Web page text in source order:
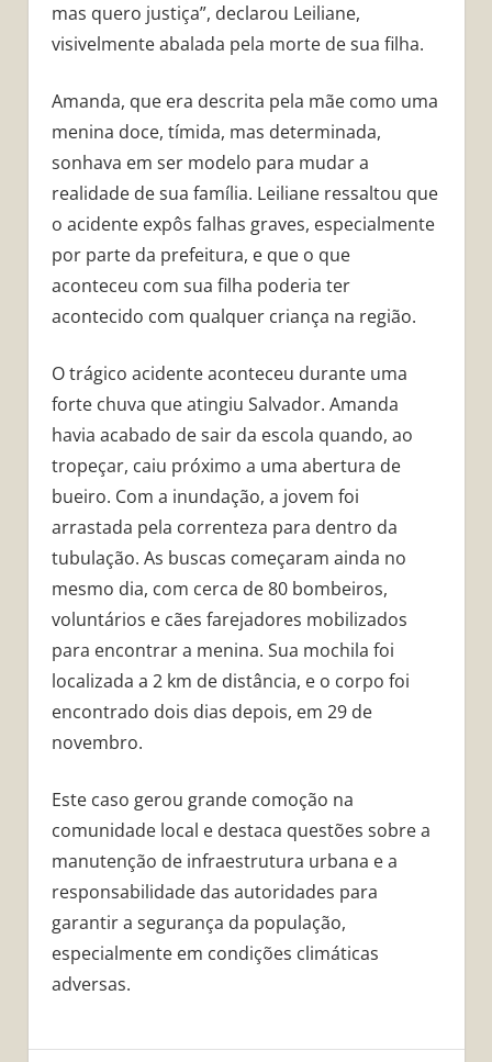
mas quero justiça”, declarou Leiliane,
visivelmente abalada pela morte de sua filha.
Amanda, que era descrita pela mãe como uma
menina doce, tímida, mas determinada,
sonhava em ser modelo para mudar a
realidade de sua família. Leiliane ressaltou que
o acidente expôs falhas graves, especialmente
por parte da prefeitura, e que o que
aconteceu com sua filha poderia ter
acontecido com qualquer criança na região.
O trágico acidente aconteceu durante uma
forte chuva que atingiu Salvador. Amanda
havia acabado de sair da escola quando, ao
tropeçar, caiu próximo a uma abertura de
bueiro. Com a inundação, a jovem foi
arrastada pela correnteza para dentro da
tubulação. As buscas começaram ainda no
mesmo dia, com cerca de 80 bombeiros,
voluntários e cães farejadores mobilizados
para encontrar a menina. Sua mochila foi
localizada a 2 km de distância, e o corpo foi
encontrado dois dias depois, em 29 de
novembro.
Este caso gerou grande comoção na
comunidade local e destaca questões sobre a
manutenção de infraestrutura urbana e a
responsabilidade das autoridades para
garantir a segurança da população,
especialmente em condições climáticas
adversas.